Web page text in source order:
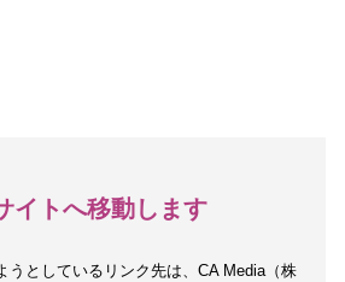
イトへ移動します
としているリンク先は、 CA Media（株